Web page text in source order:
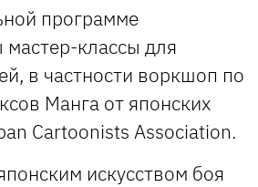
программе
классы для
в частности воркшоп по
Манга от японских
Cartoonists Association.
искусством боя